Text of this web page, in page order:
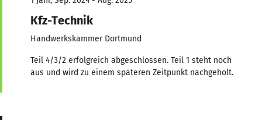
Kfz-Technik
Handwerkskammer Dortmund
Teil 4/3/2 erfolgreich abgeschlossen. Teil 1 steht noch
aus und wird zu einem späteren Zeitpunkt nachgeholt.